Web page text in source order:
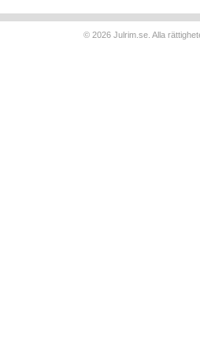
© 2026 Julrim.se. Alla